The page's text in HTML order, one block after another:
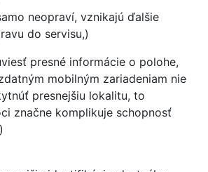
neopraví, vznikajú ďalšie
do servisu,)
presné informácie o polohe,
mobilným zariadeniam nie
presnejšiu lokalitu, to
značne komplikuje schopnosť